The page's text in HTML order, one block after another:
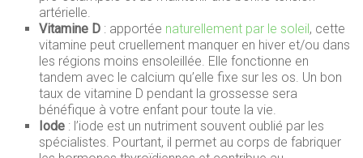
artérielle.
Vitamine D : apportée naturellement par le soleil, cette
vitamine peut cruellement manquer en hiver et/ou dans
les régions moins ensoleillée. Elle fonctionne en
tandem avec le calcium qu’elle fixe sur les os. Un bon
taux de vitamine D pendant la grossesse sera
bénéfique à votre enfant pour toute la vie.
Iode : l’iode est un nutriment souvent oublié par les
spécialistes. Pourtant, il permet au corps de fabriquer